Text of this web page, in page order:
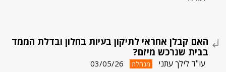
האם קבלן אחראי לתיקון בעיות בחלון ובדלת הממד
בבית שנרכש מיזם?
עו"ד לילך עתני מנהלת 03/05/26